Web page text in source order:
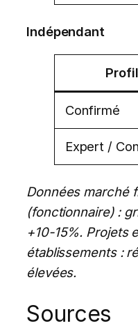
Indépendant
Profil
Confirmé
Expert /
Données marché
(fonctionnaire) :
+10-15%. Projets
établissements :
élevées.
Sources